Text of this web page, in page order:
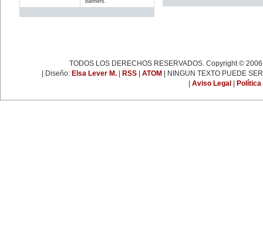
19 de enero:
Día Internacional de la Libertad.
una importante actuación durante
TODOS LOS DERECHOS RESERVADOS. Copyright ©
| Diseño: Elsa Lever M.| RSS| ATOM| NINGUN TEXTO PUEDE
| Aviso Legal | Política